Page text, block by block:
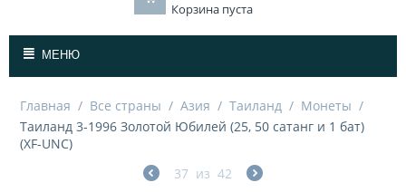
Корзина пуста
МЕНЮ
Главная / Все страны / Азия / Таиланд / Монеты /
Таиланд 3-1996 Золотой Юбилей (25, 50 сатанг и 1 бат)
(XF-UNC)
37 из 42